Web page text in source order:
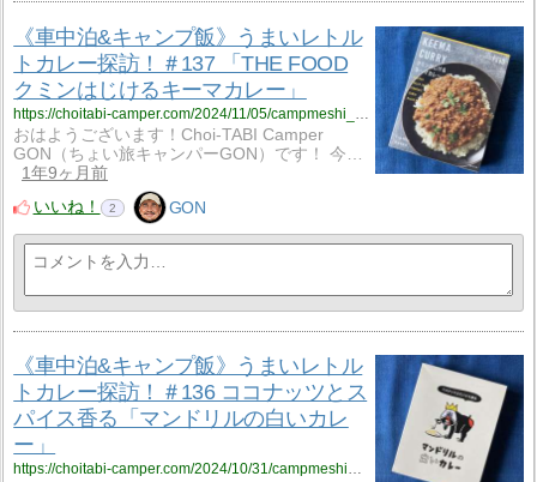
《車中泊&キャンプ飯》うまいレトル
トカレー探訪！＃137 「THE FOOD
クミンはじけるキーマカレー」
https://choitabi-camper.com/2024/11/05/campmeshi_137/?utm_source=rss&utm_medium=rss&utm_campaign=campmeshi_137
おはようございます！Choi-TABI Camper
GON（ちょい旅キャンパーGON）です！ 今…
1年9ヶ月前
いいね！
2 GON
《車中泊&キャンプ飯》うまいレトル
トカレー探訪！＃136 ココナッツとス
パイス香る「マンドリルの白いカレ
ー」
https://choitabi-camper.com/2024/10/31/campmeshi_136/?utm_source=rss&utm_medium=rss&utm_campaign=campmeshi_136